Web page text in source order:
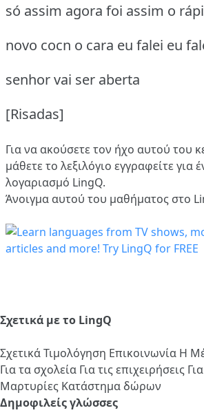
só assim agora foi assim o
novo cocn o cara eu falei eu
senhor vai ser aberta
[Risadas]
Για να ακούσετε τον ήχο αυτού του
μάθετε το λεξιλόγιο εγγραφείτε για
λογαριασμό LingQ.
Άνοιγμα αυτού του μαθήματος στο
Σχετικά με το LingQ
ΣχετικάΤιμολόγηση Επικοινωνία Η
Για τα σχολεία Για τις επιχειρήσεις
Μαρτυρίες Κατάστημα δώρων
Δημοφιλείς γλώσσες